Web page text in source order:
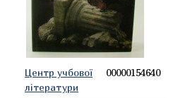
Центр учбової
літератури
00000154640